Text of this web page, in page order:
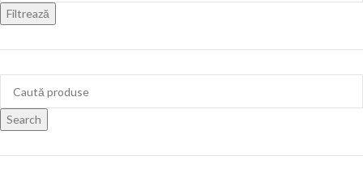
Filtrează
Search